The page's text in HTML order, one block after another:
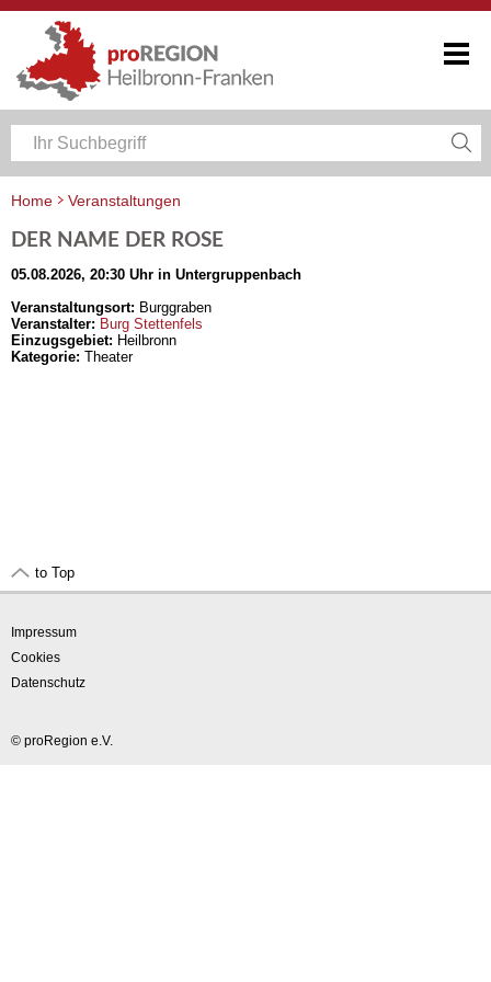
Home
Veranstaltungen
DER NAME DER ROSE
05.08.2026, 20:30 Uhr in Untergruppenbach
Veranstaltungsort: Burggraben
Veranstalter: Burg Stettenfels
Einzugsgebiet: Heilbronn
Kategorie: Theater
to Top
Impressum
Cookies
Datenschutz
© proRegion e.V.